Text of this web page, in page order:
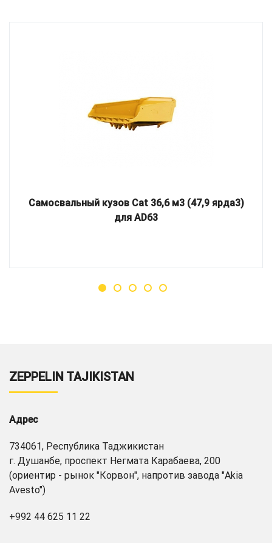
Самосвальный кузов Cat 36,6 м3 (47,9 ярда3)
для AD63
ZEPPELIN TAJIKISTAN
Адрес
734061, Республика Таджикистан
г. Душанбе, проспект Негмата Карабаева, 200
(ориентир - рынок "Корвон", напротив завода "Akia
Avesto")
+992 44 625 11 22